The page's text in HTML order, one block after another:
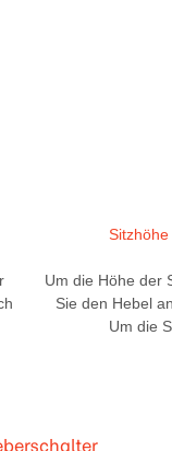
Um die Höhe der
Sie den Hebel
Um die